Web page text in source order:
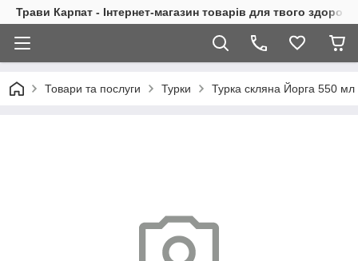
Трави Карпат - Інтернет-магазин товарів для твого
Товари та послуги Турки Турка скляна Йорга 550 мл